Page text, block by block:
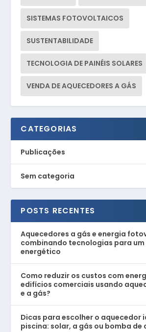
SISTEMAS FOTOVOLTAICOS
SUSTENTABILIDADE
TECNOLOGIA DE PAINÉIS SOLARES
VENDA DE AQUECEDORES A GÁS
CATEGORIAS
Publicações
Sem categoria
POSTS RECENTES
Aquecedores a gás e energia
combinando tecnologias para
energético
Como reduzir os custos com
edifícios comerciais usando
e a gás?
Dicas para escolher o aquecedor
piscina: solar, a gás ou bomba de